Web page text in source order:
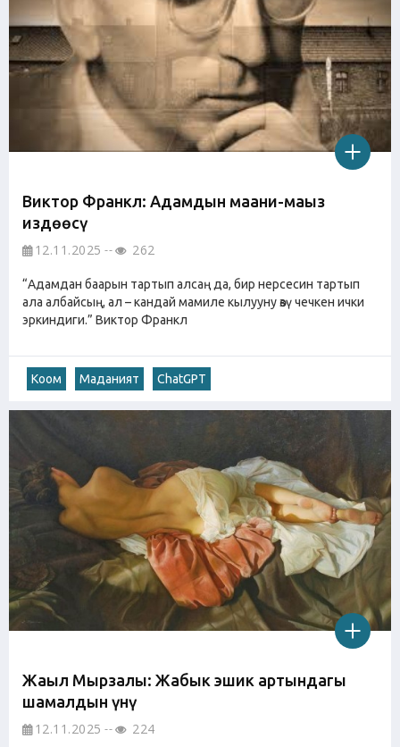
Виктор Франкл: Адамдын маани-маңыз
издөөсү
12.11.2025 262
“Адамдан баарын тартып алсаң да, бир нерсесин тартып
ала албайсың, ал – кандай мамиле кылууну өзү чечкен ички
эркиндиги.” Виктор Франкл
Коом Маданият ChatGPT
Жаңыл Мырзалы: Жабык эшик артындагы
шамалдын үнү
12.11.2025 224